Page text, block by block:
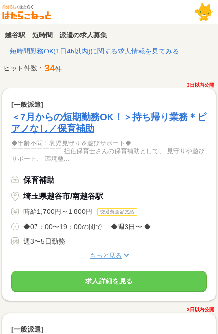
越谷駅 短時間 派遣の求人募集
短時間勤務OK(1日4h以内)に関する求人情報を見てみる
ヒット件数： 34件
3日以内公開
[一般派遣]
＜7月からの短期勤務OK！＞持ち帰り業務＊ピ
アノなし／保育補助
◆年齢不問！乳児見守り＆遊びサポート◆ ￣￣￣￣￣￣￣￣￣￣￣
￣￣￣￣￣￣￣￣ 担任保育士さんの保育補助として、 見守りや遊び
サポート、 環境整...
保育補助
埼玉県越谷市/南越谷駅
時給1,700円～1,800円 交通費全額支給
◆07：00〜19：00の間で… ◆週3日〜 ◆...
週3〜5日勤務
もっと見る
求人詳細を見る
3日以内公開
[一般派遣]